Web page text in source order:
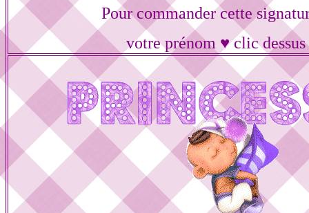
Pour commander cette
votre prénom ♥ clic dessus